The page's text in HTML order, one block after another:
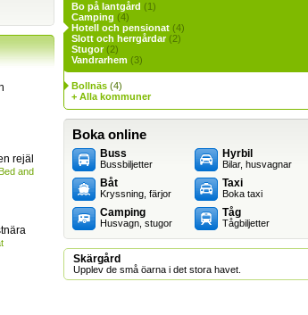
rejäl
and
Bo på lantgård (1)
Camping (4)
Hotell och pensionat (4)
Slott och herrgårdar(2)
Stugor(2)
Vandrarhem (3)
Bollnäs (4)
+ Alla kommuner
Boka online
Buss
Bussbiljetter
Båt
Kryssning, färjor
Camping
Husvagn, stugor
Hyrbil
Bilar, husvagnar
Taxi
Boka taxi
Tåg
Tågbiljetter
Skärgård
Upplev de små öarna i det stora havet.